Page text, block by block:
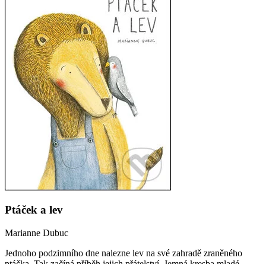
Ptáček a lev
Marianne Dubuc
Jednoho podzimního dne nalezne lev na své zahradě zraněného